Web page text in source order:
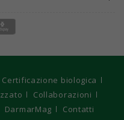
Certificazione biologica
Collaborazioni
DarmarMag Contatti